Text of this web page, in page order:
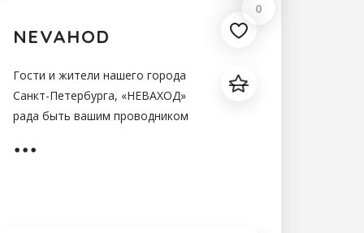
0
NEVAHOD
Гости и жители нашего города
Санкт-Петербурга, «НЕВАХОД»
рада быть вашим проводником
достопримечательностям,